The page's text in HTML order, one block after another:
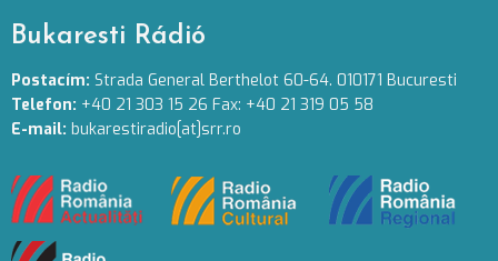
Bukaresti Rádió
Postacím: Strada General Berthelot 60-64. 010171 Bucuresti
Telefon: +40 21 303 15 26 Fax: +40 21 319 05 58
E-mail: bukarestiradio[at]srr.ro